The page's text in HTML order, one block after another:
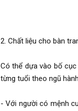
2. Chất liệu cho bàn
Có thể dựa vào bố
từng tuổi theo ngũ
- Với người có mệnh